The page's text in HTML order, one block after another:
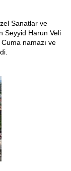
Sanatlar ve
Seyyid Harun Veli
Cuma namazı ve